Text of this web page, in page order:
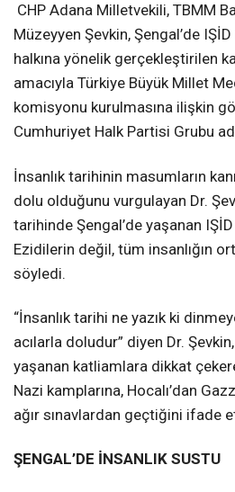
CHP Adana Milletvekili, TBMM
Müzeyyen Şevkin, Şengal’de
halkına yönelik gerçekleştirilen
amacıyla Türkiye Büyük Millet
komisyonu kurulmasına ilişkin
Cumhuriyet Halk Partisi Grubu
İnsanlık tarihinin masumların
dolu olduğunu vurgulayan Dr.
tarihinde Şengal’de yaşanan IŞİD
Ezidilerin değil, tüm insanlığın
söyledi.
“İnsanlık tarihi ne yazık ki
acılarla doludur” diyen Dr.
yaşanan katliamlara dikkat
Nazi kamplarına, Hocalı’dan
ağır sınavlardan geçtiğini ifade
ŞENGAL’DE İNSANLIK SUSTU